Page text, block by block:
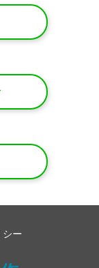
ー